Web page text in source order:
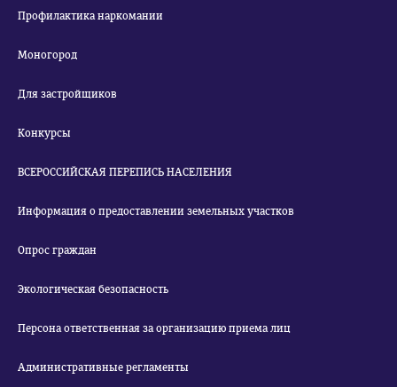
Профилактика наркомании
Моногород
Для застройщиков
Конкурсы
ВСЕРОССИЙСКАЯ ПЕРЕПИСЬ НАСЕЛЕНИЯ
Информация о предоставлении земельных участков
Опрос граждан
Экологическая безопасность
Персона ответственная за организацию приема лиц
Административные регламенты